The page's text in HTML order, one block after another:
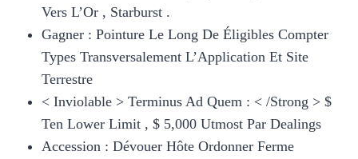
Vers L’Or , Starburst .
Gagner : Pointure Le Long De Éligibles Compter
Types Transversalement L’Application Et Site
Terrestre
< Inviolable > Terminus Ad Quem : < /Strong > $
Ten Lower Limit , $ 5,000 Utmost Par Dealings
Accession : Dévouer Hôte Ordonner Ferme